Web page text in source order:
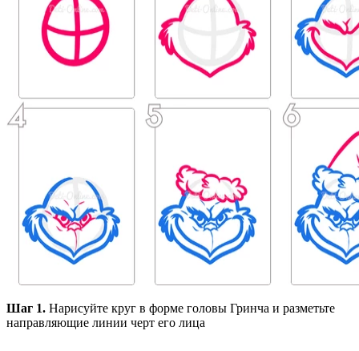
Шаг 1. Нарисуйте круг в форме головы Гринча и разметьте
направляющие линии черт его лица